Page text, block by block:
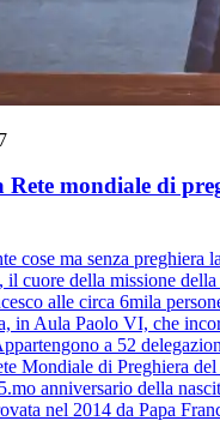
Rete mondiale di
cose ma senza preghiera
il cuore della missione
alle circa 6mila
in Aula Paolo VI, che
a 52
Mondiale di Preghiera
anniversario della
nel 2014 da Papa